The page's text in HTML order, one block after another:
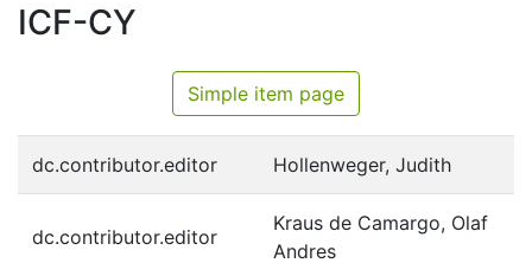
All of SfBS
ICF-CY
Simple item page
dc.contributor.editor Hollenweger, Judith
dc.contributor.editor
Kraus de Camargo, Olaf
Andres